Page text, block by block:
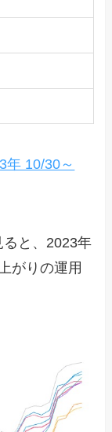
年 10/30～
と、2023年
がりの運用